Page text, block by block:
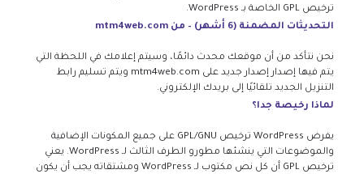
ترخيص GPL الخاصة بـ WordPress.
التحديثات المضمنة (6 أشهر) – من mtm4web.com
نحن نتأكد من أن موقعك محدث دائمًا، وسيتم إعلامك في اللحظة التي
يتم فيها إصدار إصدار جديد على mtm4web.com ويتم تسليم رابط
التنزيل الجديد تلقائيًا إلى بريدك الإلكتروني.
لماذا رخيصة جدا؟
يفرض WordPress ترخيص GPL/GNU على جميع المكونات الإضافية
والموضوعات التي ينشئها مطورو الطرف الثالث لـ WordPress. يعني
ترخيص GPL أن كل نص مكتوب لـ WordPress ومشتقاته يجب أن يكون